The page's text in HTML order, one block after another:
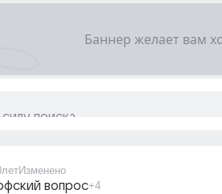
Изменено
вопрос+4